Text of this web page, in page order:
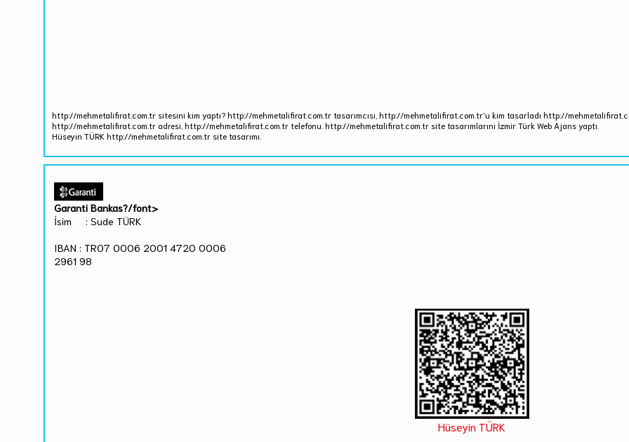
http://mehmetalifirat.com.tr sitesini kim yaptı? http://mehmetalifirat.com.tr tasarımcısı, http://mehmetalifirat.com.tr'u kim tasarladı http://
http://mehmetalifirat.com.tr adresi, http://mehmetalifirat.com.tr telefonu. http://mehmetalifirat.com.tr site tasarımlarını İzmir Türk Web Ajans yaptı.
Hüseyin TÜRK http://mehmetalifirat.com.tr site tasarımı.
Garanti Bankas?/font>
İsim : Sude TÜRK
IBAN : TR07 0006 2001 4720 0006
2961 98
Hüseyin TÜRK